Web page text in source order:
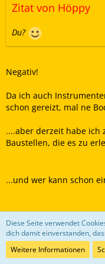
Zitat von Höppy
Du?
Negativ!
Da ich auch
schon gereizt, mal ne
....aber derzeit habe
Baustellen, die es zu
...und wer kann schon
Diese Seite verwendet
dich damit einverstanden,
Weitere Informationen